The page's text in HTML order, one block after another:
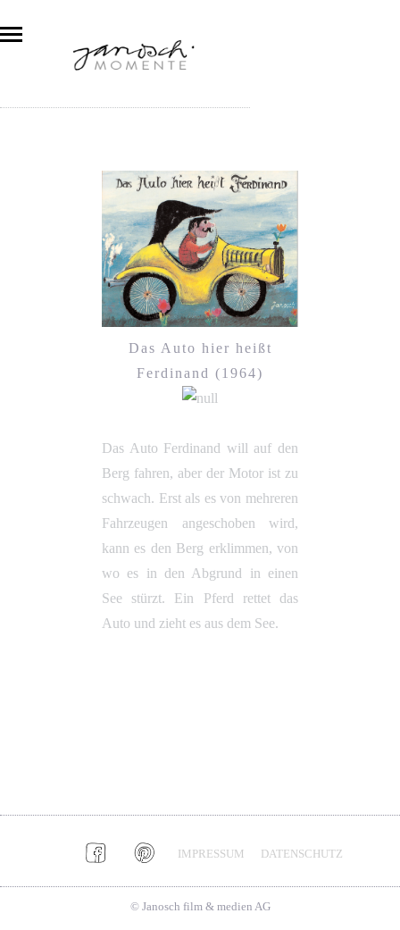
Das Auto hier heißt
Ferdinand (1964)
Das Auto Ferdinand will auf den
Berg fahren, aber der Motor ist zu
schwach. Erst als es von mehreren
Fahrzeugen angeschoben wird,
kann es den Berg erklimmen, von
wo es in den Abgrund in einen
See stürzt. Ein Pferd rettet das
Auto und zieht es aus dem See.
IMPRESSUM DATENSCHUTZ
© Janosch film & medien AG